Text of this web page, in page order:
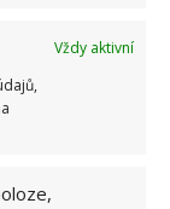
Vždy aktivní